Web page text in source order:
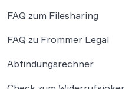
FAQ zum Filesharing
FAQ zu Frommer Legal
Abfindungsrechner